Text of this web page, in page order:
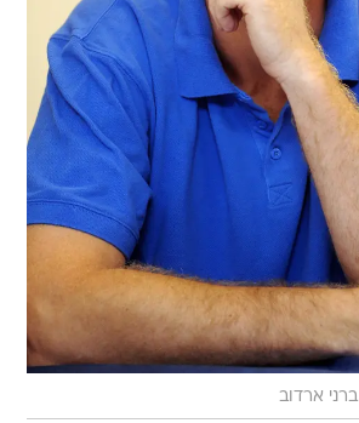
ברני ארדוב